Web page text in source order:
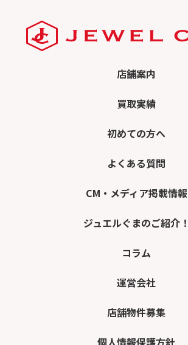
店舗案内
買取実績
初めての方へ
よくある質問
CM・メディア掲載情報
ジュエルぐまのご紹介！
コラム
運営会社
店舗物件募集
個人情報保護方針